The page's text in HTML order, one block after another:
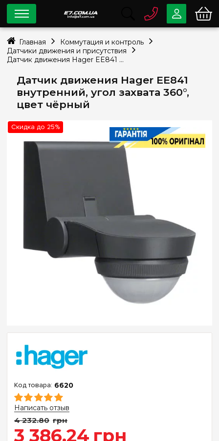
Датчик движения Hager EE841
внутренний, угол захвата 360°,
цвет чёрный
Скидка до 25%
6620
Написать отзыв
4 232.80 грн
3 386.24 грн
0 80033-63-07
info@e7.com.ua
Viber Telegram
Главная
Коммутация и контроль
Датчики движения и присутствия
Датчик движения Hager EE841 внутренний, угол захвата 360°, цвет чёрный